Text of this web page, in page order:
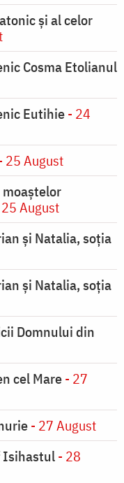
şi al celor
Cosma Etolianul
Eutihie- 24
25 August
moaştelor
August
şi Natalia, soţia
şi Natalia, soţia
Domnului din
cel Mare- 27
- 27 August
Isihastul- 28